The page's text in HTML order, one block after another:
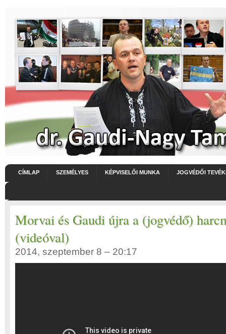
CÍMLAP SZEMÉLYES KÉPVISELŐI MUNKA JOGVÉDŐI
Morvai és Gaudi újra a (jogvédő)
(videóval)
2014, szeptember 8 – 20:17